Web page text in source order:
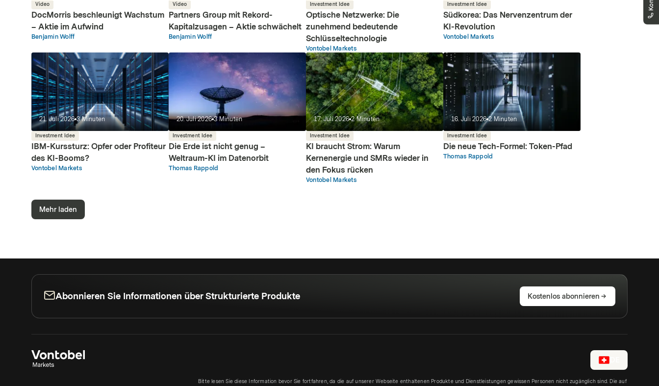
Video
DocMorris beschleunigt Wachstum
– Aktie im Aufwind
Benjamin Wolff
Video
Partners Group mit Rekord-
Kapitalzusagen – Aktie schwächelt
Benjamin Wolff
Investment Idee
Optische Netzwerke: Die
zunehmend bedeutende
Schlüsseltechnologie
Vontobel Markets
Investment Idee
Südkorea: Das Nervenzentrum der
KI-Revolution
Vontobel Markets
21. Juli 2026 3 Minuten
Investment Idee
IBM-Kurssturz: Opfer oder Profiteur
des KI-Booms?
Vontobel Markets
20. Juli 2026 3 Minuten
Investment Idee
Die Erde ist nicht genug –
Weltraum-KI im Datenorbit
Thomas Rappold
17. Juli 2026 2 Minuten
Investment Idee
KI braucht Strom: Warum
Kernenergie und SMRs wieder in
den Fokus rücken
Vontobel Markets
16. Juli 2026 2 Minuten
Investment Idee
Die neue Tech-Formel: Token-Pfad
Thomas Rappold
Mehr laden
freitags, 8:00 - 18:00 Uhr
Abonnieren Sie Informationen über Strukturierte Produkte Kostenlos abonnieren
Bitte lesen Sie diese Information bevor Sie fortfahren, da die auf unserer Webseite enthaltenen Produkte und Dienstleistungen gewissen Personen nicht zugänglich sind. Die auf